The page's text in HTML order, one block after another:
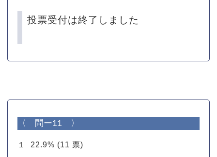
投票受付は終了しました
〈 問ー11 〉
１ 22.9% (11 票)